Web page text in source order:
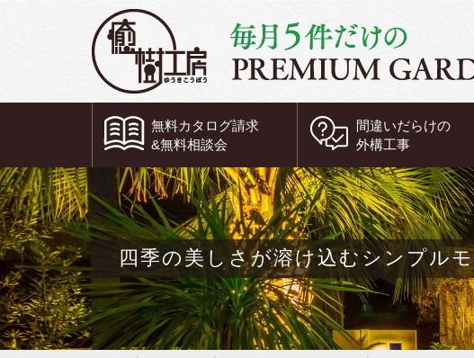
無料カタログ請求
&無料相談会
間違いだらけの
外構工事
四季の美しさが溶け込むシンプル